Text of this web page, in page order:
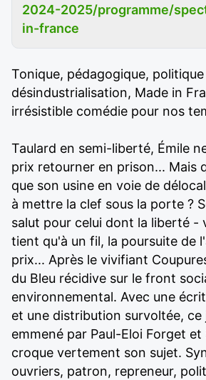
2024-2025/programme/
in-france
Tonique, pédagogique,
désindustrialisation, Made in
irrésistible comédie pour nos
Taulard en semi-liberté, Émile
prix retourner en prison... Mais
que son usine en voie de
à mettre la clef sous la porte ?
salut pour celui dont la liberté -
tient qu'à un fil, la poursuite de
prix... Après le vivifiant
du Bleu récidive sur le front
environnemental. Avec une
et une distribution survoltée, ce
emmené par Paul-Eloi Forget et
croque vertement son sujet.
ouvriers, patron, repreneur,